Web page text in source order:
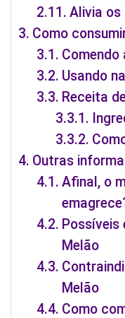
Alivia os
Como
Usando
Receita
Outras
Afinal, o
Melão
Melão
Como